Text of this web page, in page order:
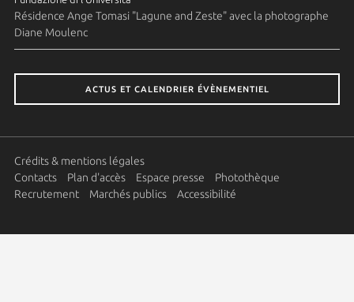
Résidence Ange Tomasi "Lagune and Zeste" avec la photographe
Diane Moulenc
ACTUS ET CALENDRIER ÉVÈNEMENTIEL
Crédits & mentions légales
Contacts
Plan d'accès Espace presse
Photothèque
Recrutement
Marchés publics Accessibilité